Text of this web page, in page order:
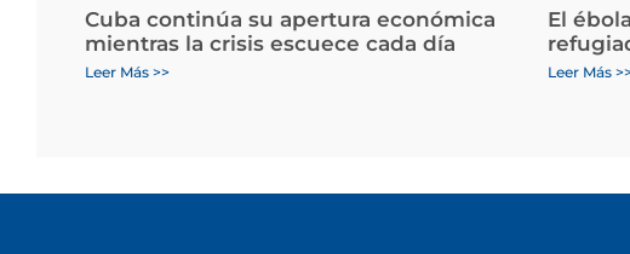
Cuba continúa su apertura económica
mientras la crisis escuece cada día
Leer Más >>
El
Leer Más